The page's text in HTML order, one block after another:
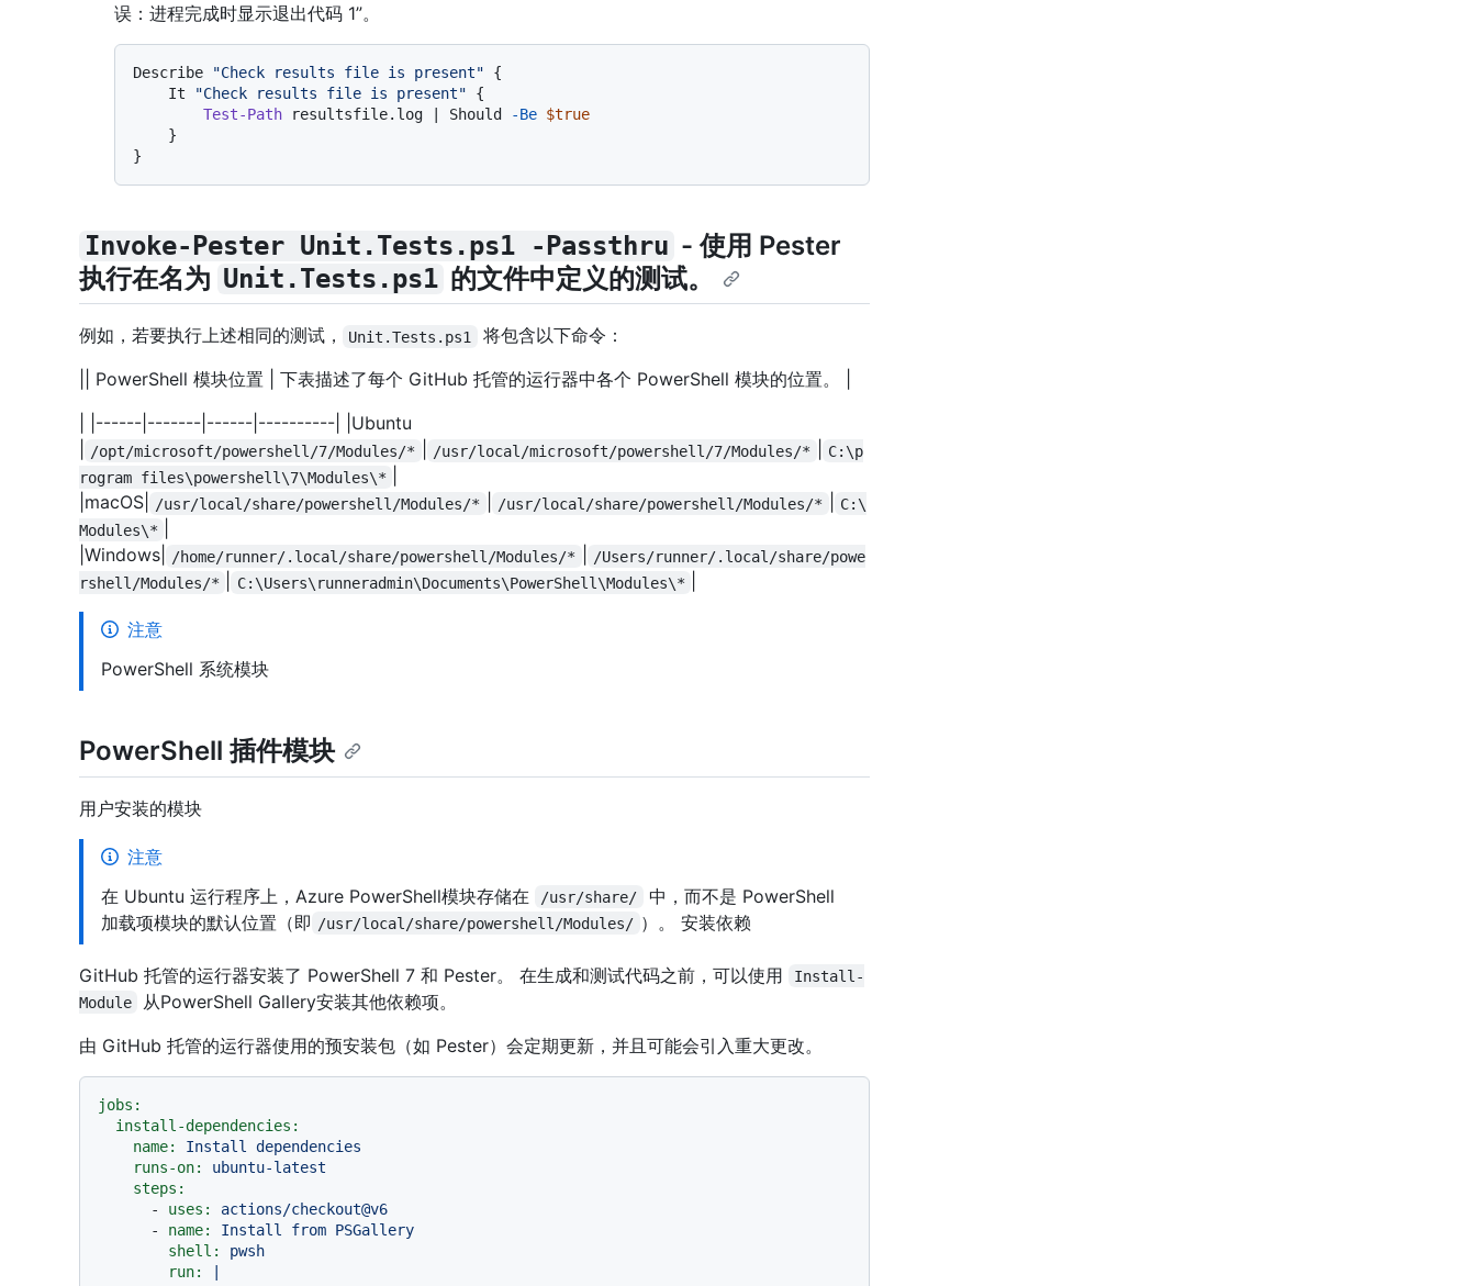
误：进程完成时显示退出代码 1”。
Describe "Check results file is present" {
    It
"Check results file is present" {
Test-Path resultsfile.log | Should -Be $true
Invoke-Pester Unit.Tests.ps1 -Passthru - 使用 Pester
执行在名为 Unit.Tests.ps1 的文件中定义的测试。
例如，若要执行上述相同的测试， Unit.Tests.ps1
将包含以下命令：
|| PowerShell 模块位置 | 下表描述了每个 GitHub 托管的运行器中各个 PowerShell 模块的位置。 |
| |------|-------|------|----------| |Ubuntu
/opt/microsoft/powershell/7/Modules/* /usr/local/microsoft/powershell/7/Modules/*
C:\p
rogram files\powershell\7\Modules\*
|macOS|
/usr/local/share/powershell/Modules/* /usr/local/share/powershell/Modules/*
C:\
Modules\*
|Windows|
/home/runner/.local/share/powershell/Modules/*
/Users/runner/.local/share/powe
rshell/Modules/*
C:\Users\runneradmin\Documents\PowerShell\Modules\*
注意
PowerShell 系统模块
PowerShell 插件模块
用户安装的模块
注意
在 Ubuntu 运行程序上，Azure PowerShell模块存储在
/usr/share/
中，而不是 PowerShell
加载项模块的默认位置（即 /usr/local/share/powershell/Modules/ ）。 安装依赖
GitHub 托管的运行器安装了 PowerShell 7 和 Pester。 在生成和测试代码之前，可以使用
Install-
Module
从PowerShell Gallery安装其他依赖项。
由 GitHub 托管的运行器使用的预安装包（如 Pester）会定期更新，并且可能会引入重大更改。
jobs:
install-dependencies:
name:
Install
dependencies
runs-on:
ubuntu-latest
steps:
-
uses:
actions/checkout@v6
-
name: Install from PSGallery
shell:
pwsh
run: